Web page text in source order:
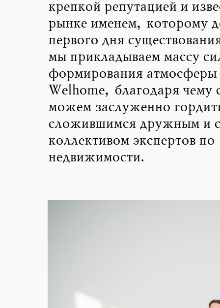
крепкой репутацией и
рынке именем, которому
первого дня
мы прикладываем массу
формирования атмосферы
Welhome, благодаря чему
можем заслуженно
сложившимся дружным и
коллективом экспертов по
недвижимости.